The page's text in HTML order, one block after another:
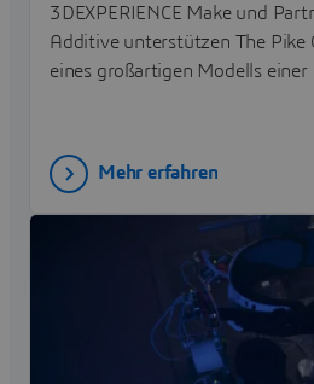
3DEXPERIENCE Make und
Additive unterstützen The Pike
eines großartigen Modells einer
Mehr erfahren